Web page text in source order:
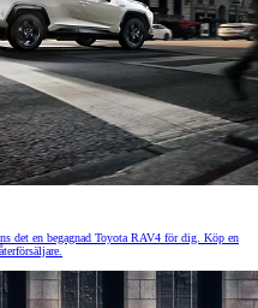
det en begagnad Toyota RAV4 för dig. Köp en